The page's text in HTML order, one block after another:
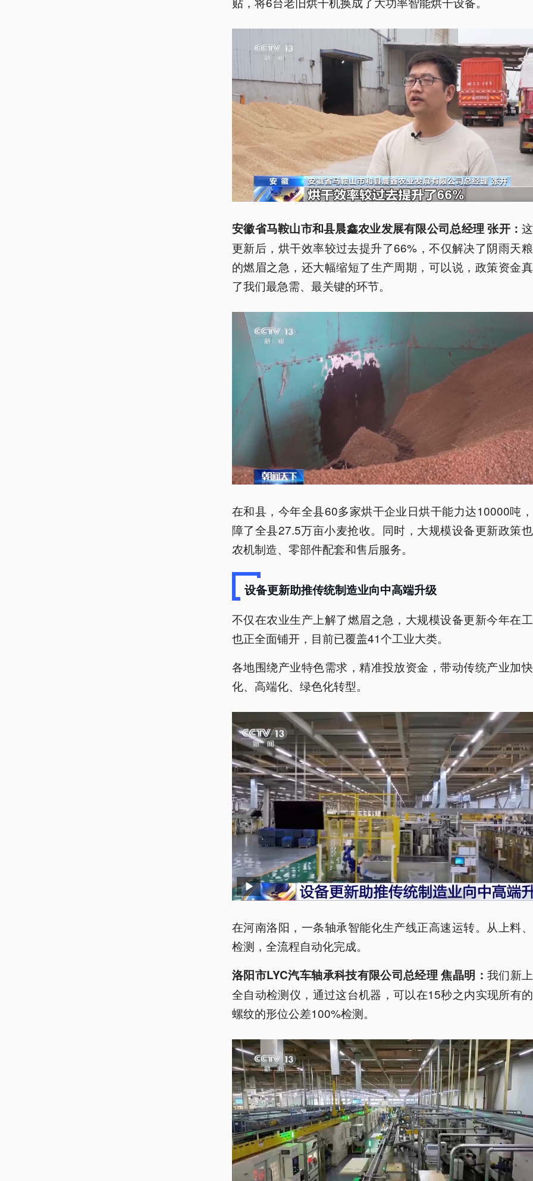
安徽省马鞍山市和县晨鑫农业发展有限公司总经理 张开：
更新后，烘干效率较过去提升了66%，不仅解决了阴雨天
的燃眉之急，还大幅缩短了生产周期，可以说，政策资金
了我们最急需、最关键的环节。
在和县，今年全县60多家烘干企业日烘干能力达10000吨
障了全县27.5万亩小麦抢收。同时，大规模设备更新政策
农机制造、零部件配套和售后服务。
设备更新助推传统制造业向中高端升级
不仅在农业生产上解了燃眉之急，大规模设备更新今年在
也正全面铺开，目前已覆盖41个工业大类。
各地围绕产业特色需求，精准投放资金，带动传统产业加
化、高端化、绿色化转型。
在河南洛阳，一条轴承智能化生产线正高速运转。从上料
检测，全流程自动化完成。
洛阳市LYC汽车轴承科技有限公司总经理 焦晶明： 我们新
全自动检测仪，通过这台机器，可以在15秒之内实现所有
螺纹的形位公差100%检测。